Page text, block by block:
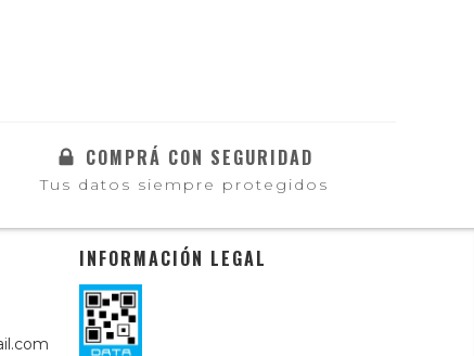
COMPRÁ CON SEGURIDAD
Tus datos siempre protegidos
INFORMACIÓN LEGAL